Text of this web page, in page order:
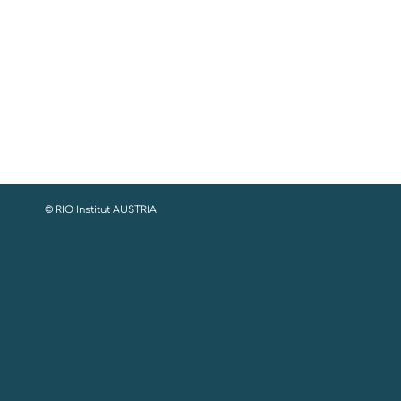
© RIO Institut AUSTRIA